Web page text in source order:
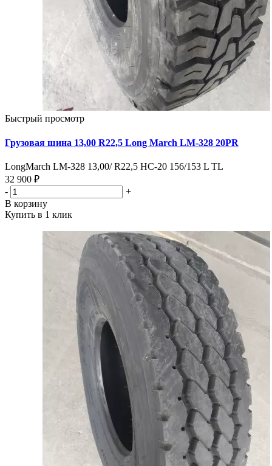
Быстрый просмотр
Грузовая шина 13,00 R22,5 Long March LM-328 20PR
LongMarch LM-328 13,00/ R22,5 HC-20 156/153 L TL
32 900 ₽
-
+
В корзину
Купить в 1 клик